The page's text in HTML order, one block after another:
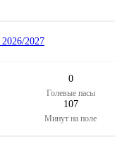
2026/2027
0
Голевые пасы
107
Минут на поле